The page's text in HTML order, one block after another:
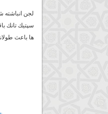
لجن انباشته
سپتيك تانك
ها باعث